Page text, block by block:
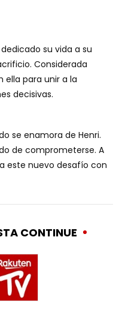
dedicado su vida a su
Considerada
ella para unir a la
decisivas.
se enamora de Henri.
de comprometerse. A
este nuevo desafío con
CONTINUE